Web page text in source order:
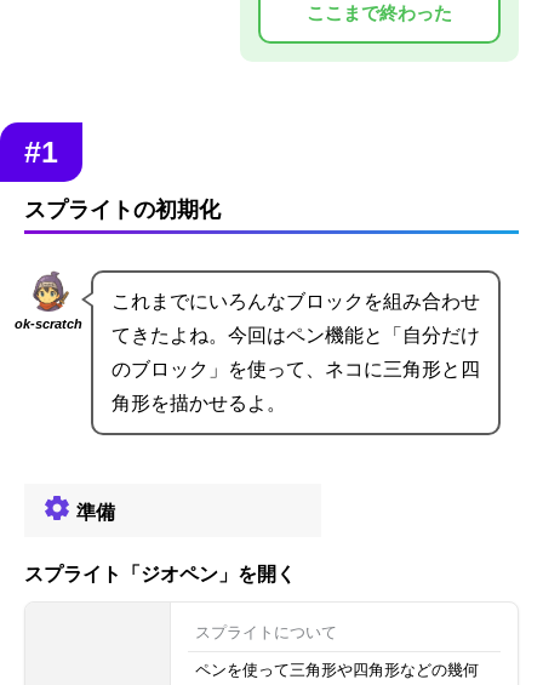
#1
スプライトの初期化
ok-scratch
これまでにいろんなブロックを組み合わせ
てきたよね。今回はペン機能と「自分だけ
のブロック」を使って、ネコに三角形と四
角形を描かせるよ。
準備
スプライト「ジオペン」を開く
スプライトについて
ペンを使って三角形や四角形などの幾何